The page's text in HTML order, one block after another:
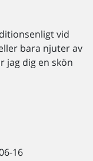
vid
bara njuter av
jag dig en skön
16